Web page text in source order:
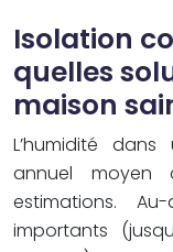
Isolation
quelles
maison
L’humidité
annuel
estimations.
importants